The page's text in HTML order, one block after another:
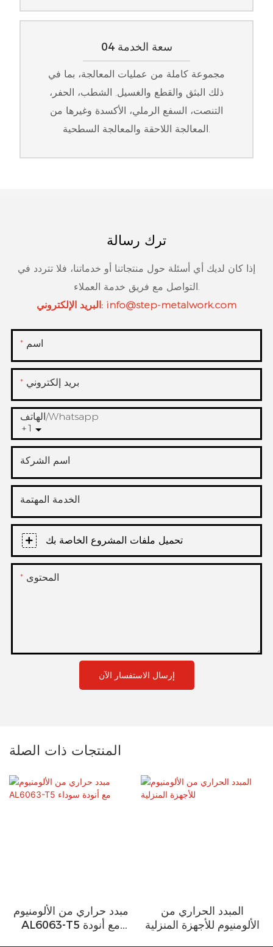
04 سعة الخدمة
مجموعة كاملة من عمليات المعالجة، بما في
ذلك البثق والقطع والغسيل. الشطب، الحفر،
التنصت، السفع الرملي، الأكسدة وغيرها من
المعالجة اللاحقة والمعالجة السطحية.
ترك رسالة
إذا كان لديك أي أسئلة حول منتجاتنا أو خدماتنا، فلا تتردد في
البريد الإلكتروني: info@step-metalwork.com
اسم
بريد إلكتروني
+1
الهاتف/whatsapp
اسم الشركة
الخدمة المهتمة
تحميل ملفات المشروع الخاصة بك
المحتوى
إرسال الاستفسار الآن
المنتجات ذات الصلة
مبدد حراري من الألومنيوم
AL6063-T5 مع أنودة
المبدد الحراري من
الألومنيوم للأجهزة المنزلية